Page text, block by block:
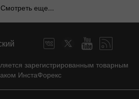
Смотреть еще...
зарегистрированным товарным
ИнстаФорекс